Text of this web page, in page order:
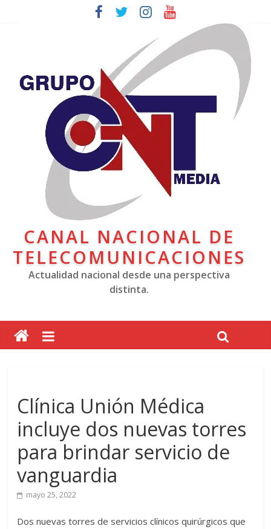
CANAL NACIONAL DE
TELECOMUNICACIONES
Actualidad nacional desde una perspectiva
distinta.
Clínica Unión Médica
incluye dos nuevas torres
para brindar servicio de
vanguardia
mayo 25, 2022
Dos nuevas torres de ser­vicios clínicos quirúrgi­cos que